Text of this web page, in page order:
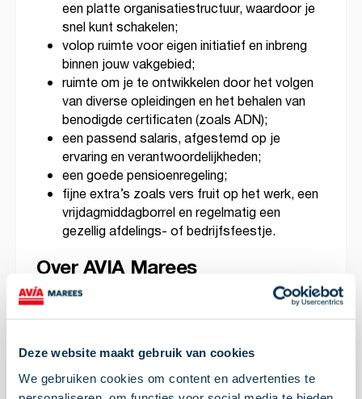
Deze website maakt gebruik van cookies
We gebruiken cookies om content en advertenties te
een platte organisatiestructuur, waardoor je
snel kunt schakelen;
volop ruimte voor eigen initiatief en inbreng
binnen jouw vakgebied;
ruimte om je te ontwikkelen door het volgen
van diverse opleidingen en het behalen van
benodigde certificaten (zoals ADN);
een passend salaris, afgestemd op je
ervaring en verantwoordelijkheden;
een goede pensioenregeling;
fijne extra’s zoals vers fruit op het werk, een
vrijdagmiddagborrel en regelmatig een
gezellig afdelings- of bedrijfsfeestje.
Over AVIA Marees
AVIA Marees bestaat inmiddels al 100 jaar.
grootste bedrijfsactiviteit is het bevoorraden van
de B2B-markt met kwalitatief hoogwaardige
brandstoffen.